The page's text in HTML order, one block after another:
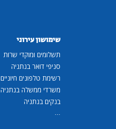
שימושון עירוני
תשלומים ומוקדי שרות
סניפי דואר בנתניה
רשימת טלפונים חיוניים
משרדי ממשלה בנתניה
בנקים בנתניה
...